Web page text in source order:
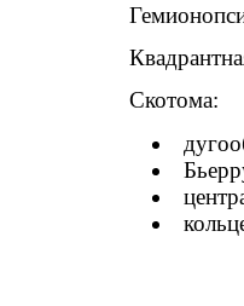
Скотома: